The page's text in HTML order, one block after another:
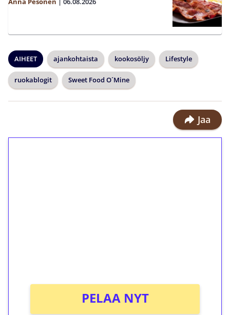
AIHEET ajankohtaista kookosöljy Lifestyle
ruokablogit Sweet Food O´Mine
Jaa
PELAA NYT